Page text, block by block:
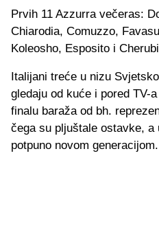
Prvih 11 Azzurra večeras:
Chiarodia, Comuzzo,
Koleosho, Esposito i
Italijani treće u nizu
gledaju od kuće i pored TV-
finalu baraža od bh.
čega su pljuštale ostavke, a
potpuno novom generacijom.